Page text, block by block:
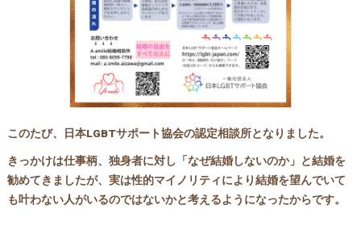
このたび、日本LGBTサポート協会の認定相談所となりました。
きっかけは仕事柄、独身者に対し「なぜ結婚しないのか」と結婚を
勧めてきましたが、実は性的マイノリティにより結婚を望んでいて
も叶わない人がいるのではないかと考えるようになったからです。